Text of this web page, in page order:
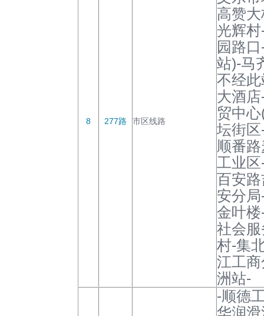
8 277路 市区线路
高赞
光辉
园路
站)-马
不经
大酒
贸中
坛街
顺番
工业
百安
安分
金叶
社会
村-集
江工
洲站-
-顺德
华润